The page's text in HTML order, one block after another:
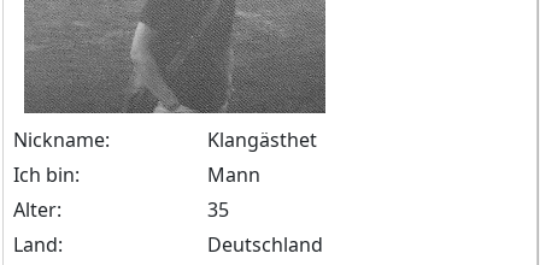
Nickname:
Klangästhet
Ich bin:
Mann
Alter:
35
Land:
Deutschland